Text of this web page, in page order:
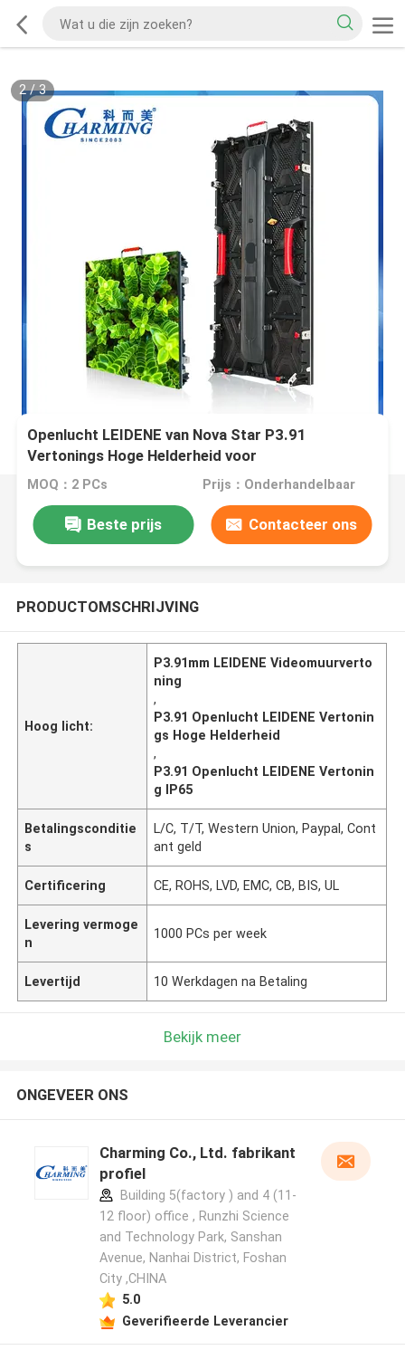
2/3
Openlucht LEIDENE van Nova Star P3.91
Vertonings Hoge Helderheid voor
Stadiumactiviteit
MOQ：2 PCs Prijs：Onderhandelbaar
Beste prijs Contacteer ons
PRODUCTOMSCHRIJVING
Hoog licht:
P3.91mm LEIDENE Videomuurverto
ning
,
P3.91 Openlucht LEIDENE Vertonin
gs Hoge Helderheid
,
P3.91 Openlucht LEIDENE Vertonin
g IP65
Betalingsconditie
s
L/C, T/T, Western Union, Paypal, Cont
ant geld
Certificering CE, ROHS, LVD, EMC, CB, BIS, UL
Levering vermoge
n
1000 PCs per week
Levertijd 10 Werkdagen na Betaling
Bekijk meer
ONGEVEER ONS
Charming Co., Ltd. fabrikant
profiel
Building 5(factory ) and 4 (11-
12 floor) office , Runzhi Science
and Technology Park, Sanshan
Avenue, Nanhai District, Foshan
City ,CHINA
5.0
Geverifieerde Leverancier